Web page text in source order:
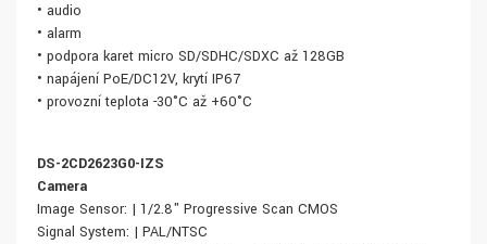
• audio
• alarm
• podpora karet micro SD/SDHC/SDXC až 128GB
• napájení PoE/DC12V, krytí IP67
• provozní teplota -30°C až +60°C
DS-2CD2623G0-IZS
Camera
Image Sensor: | 1/2.8" Progressive Scan CMOS
Signal System: | PAL/NTSC